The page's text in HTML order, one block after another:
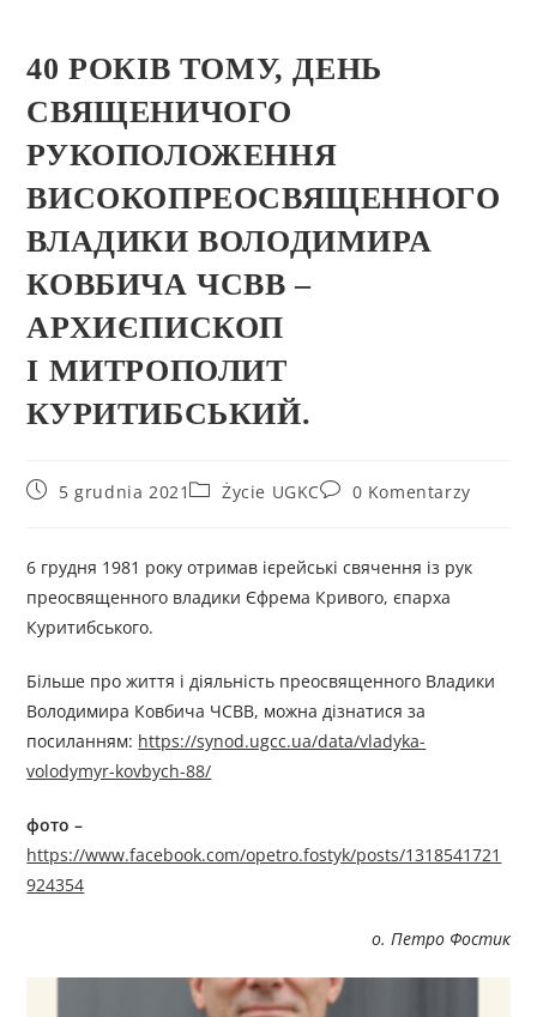
40 РОКІВ ТОМУ, ДЕНЬ
СВЯЩЕНИЧОГО
РУКОПОЛОЖЕННЯ
ВИСОКОПРЕОСВЯЩЕННОГО
ВЛАДИКИ ВОЛОДИМИРА
КОВБИЧА ЧСВВ –
АРХИЄПИСКОП
І МИТРОПОЛИТ
КУРИТИБСЬКИЙ.
5 grudnia 2021 Życie UGKC 0 Komentarzy
6 грудня 1981 року отримав ієрейські свячення із рук
преосвященного владики Єфрема Кривого, єпарха
Куритибського.
Більше про життя і діяльність преосвященного Владики
Володимира Ковбича ЧСВВ, можна дізнатися за
посиланням: https://synod.ugcc.ua/data/vladyka-
volodymyr-kovbych-88/
фото –
https://www.facebook.com/opetro.fostyk/posts/1318541721
924354
о. Петро Фостик